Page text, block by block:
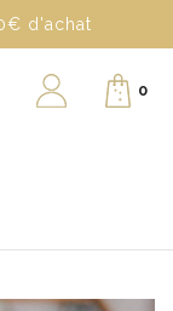
d'achat
0